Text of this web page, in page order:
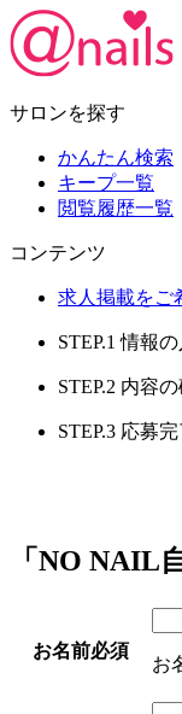
サロンを探す
かんたん検索
キープ一覧
閲覧履歴一覧
コンテンツ
求人掲載をご
STEP.1 情報の
STEP.2 内容
STEP.3 応募完
「NO NAIL
お名前必須
お